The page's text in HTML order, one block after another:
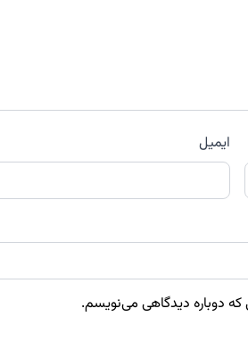
ایمیل
که دوباره دیدگاهی می‌نویسم.